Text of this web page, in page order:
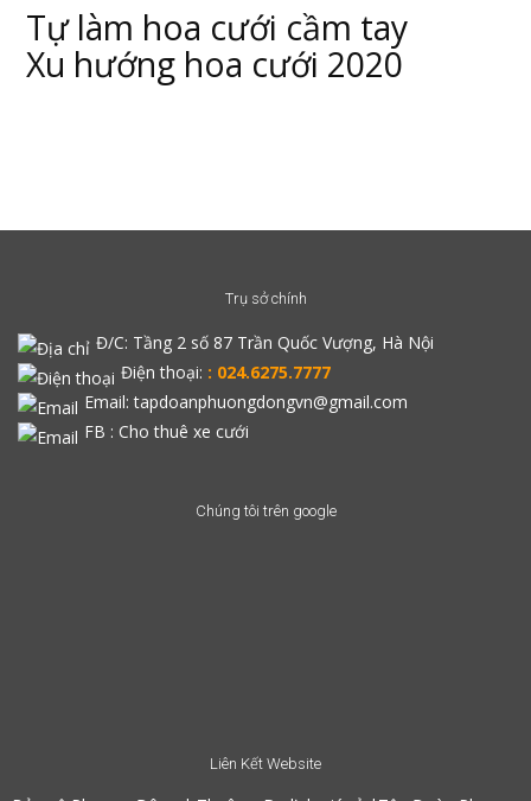
Tự làm hoa cưới cầm tay
Xu hướng hoa cưới 2020
Trụ sở chính
Đ/C: Tầng 2 số 87 Trần Quốc Vượng, Hà Nội
Điện thoại: : 024.6275.7777
Email: tapdoanphuongdongvn@gmail.com
FB : Cho thuê xe cưới
Chúng tôi trên google
Liên Kết Website